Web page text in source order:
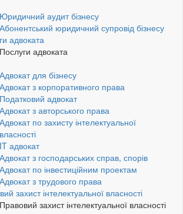
Юридичний аудит бізнесу
Абонентський юридичний супровід бізнесу
адвоката
Послуги адвоката
Адвокат для бізнесу
Адвокат з корпоративного права
Податковий адвокат
Адвокат з авторського права
Адвокат по захисту інтелектуальної
власності
IT адвокат
Адвокат з господарських справ, спорів
Адвокат по інвестиційним проектам
Адвокат з трудового права
захист інтелектуальної власності
Правовий захист інтелектуальної власності